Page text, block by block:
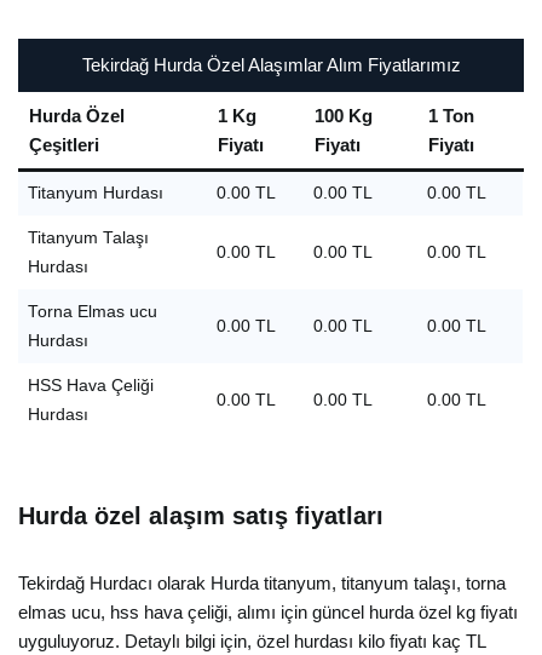
Tekirdağ Hurda Özel Alaşımlar Alım Fiyatlarımız
Hurda Özel
Çeşitleri
1 Kg
Fiyatı
100 Kg
Fiyatı
1 Ton
Fiyatı
Titanyum Hurdası 0.00 TL 0.00 TL 0.00 TL
Titanyum Talaşı
Hurdası
0.00 TL 0.00 TL 0.00 TL
Torna Elmas ucu
Hurdası
0.00 TL 0.00 TL 0.00 TL
HSS Hava Çeliği
Hurdası
0.00 TL 0.00 TL 0.00 TL
Hurda özel alaşım satış fiyatları
Tekirdağ Hurdacı olarak Hurda titanyum, titanyum talaşı, torna
elmas ucu, hss hava çeliği, alımı için güncel hurda özel kg fiyatı
uyguluyoruz. Detaylı bilgi için, özel hurdası kilo fiyatı kaç TL